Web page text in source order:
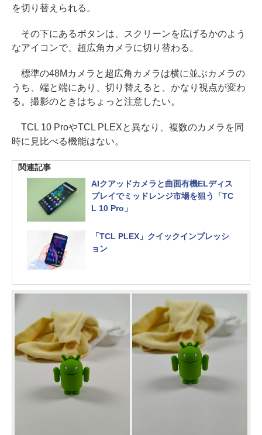
を切り替えられる。
その下にあるボタンは、スクリーンを広げるかのよう
なアイコンで、超広角カメラに切り替わる。
標準の48Mカメラと超広角カメラは横に並ぶカメラの
うち、端と端にあり、切り替えると、かなり視点が変わ
る。撮影のときはちょっと注意したい。
TCL 10 ProやTCL PLEXと異なり、複数のカメラを同
時に見比べる機能はない。
関連記事
AIクアッドカメラと曲面有機ELディス
プレイでミッドレンジ市場を狙う「TC
L 10 Pro」
「TCL PLEX」クイックインプレッシ
ョン